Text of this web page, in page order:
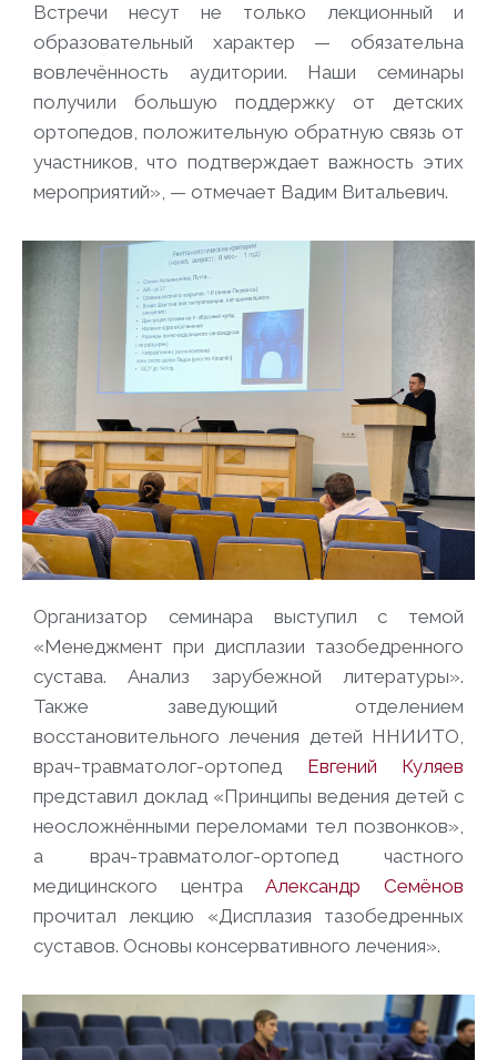
Встречи несут не только лекционный и
образовательный характер — обязательна
вовлечённость аудитории. Наши семинары
получили большую поддержку от детских
ортопедов, положительную обратную связь от
участников, что подтверждает важность этих
мероприятий», — отмечает Вадим Витальевич.
Организатор семинара выступил с темой
«Менеджмент при дисплазии тазобедренного
сустава. Анализ зарубежной литературы».
Также заведующий отделением
восстановительного лечения детей ННИИТО,
врач-травматолог-ортопед Евгений Куляев
представил доклад «Принципы ведения детей с
неосложнёнными переломами тел позвонков»,
а врач-травматолог-ортопед частного
медицинского центраАлександр Семёнов
прочитал лекцию «Дисплазия тазобедренных
суставов. Основы консервативного лечения».